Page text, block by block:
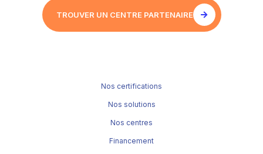
TROUVER UN CENTRE PARTENAIRE
Nos certifications
Nos solutions
Nos centres
Financement